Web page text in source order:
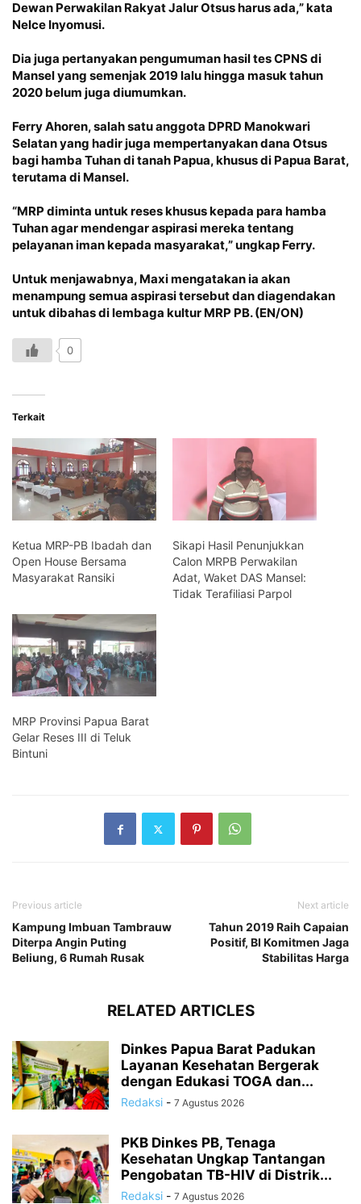
Dewan Perwakilan Rakyat Jalur Otsus harus ada,” kata
Nelce Inyomusi.
Dia juga pertanyakan pengumuman hasil tes CPNS di
Mansel yang semenjak 2019 lalu hingga masuk tahun
2020 belum juga diumumkan.
Ferry Ahoren, salah satu anggota DPRD Manokwari
Selatan yang hadir juga mempertanyakan dana Otsus
bagi hamba Tuhan di tanah Papua, khusus di Papua Barat,
terutama di Mansel.
“MRP diminta untuk reses khusus kepada para hamba
Tuhan agar mendengar aspirasi mereka tentang
pelayanan iman kepada masyarakat,” ungkap Ferry.
Untuk menjawabnya, Maxi mengatakan ia akan
menampung semua aspirasi tersebut dan diagendakan
untuk dibahas di lembaga kultur MRP PB. (EN/ON)
0
Terkait
Ketua MRP-PB Ibadah dan
Open House Bersama
Masyarakat Ransiki
Sikapi Hasil Penunjukkan
Calon MRPB Perwakilan
Adat, Waket DAS Mansel:
Tidak Terafiliasi Parpol
MRP Provinsi Papua Barat
Gelar Reses III di Teluk
Bintuni
Previous article
Kampung Imbuan Tambrauw
Diterpa Angin Puting
Beliung, 6 Rumah Rusak
Next article
Tahun 2019 Raih Capaian
Positif, BI Komitmen Jaga
Stabilitas Harga
RELATED ARTICLES
Dinkes Papua Barat Padukan
Layanan Kesehatan Bergerak
dengan Edukasi TOGA dan...
Redaksi - 7 Agustus 2026
PKB Dinkes PB, Tenaga
Kesehatan Ungkap Tantangan
Pengobatan TB-HIV di Distrik...
Redaksi - 7 Agustus 2026